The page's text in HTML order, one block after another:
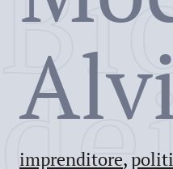
imprenditore,